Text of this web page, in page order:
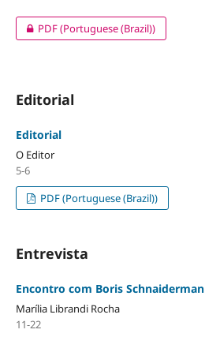
PDF (Portuguese (Brazil))
Editorial
Editorial
O Editor
5-6
PDF (Portuguese (Brazil))
Entrevista
Encontro com Boris Schnaiderman
Marília Librandi Rocha
11-22